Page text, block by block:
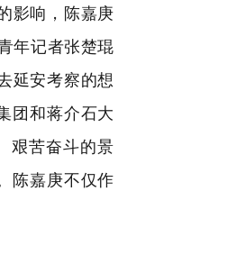
影响，陈嘉庚
年记者张楚琨
延安考察的想
团和蒋介石大
艰苦奋斗的景
陈嘉庚不仅作